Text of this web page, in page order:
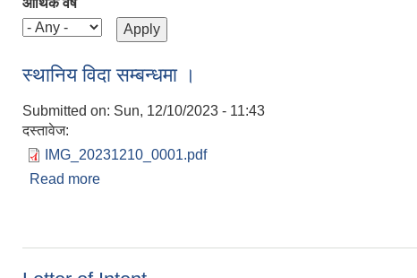
आर्थिक वर्ष
स्थानिय विदा सम्बन्धमा ।
Submitted on: Sun, 12/10/2023 - 11:43
दस्तावेज:
IMG_20231210_0001.pdf
Read more